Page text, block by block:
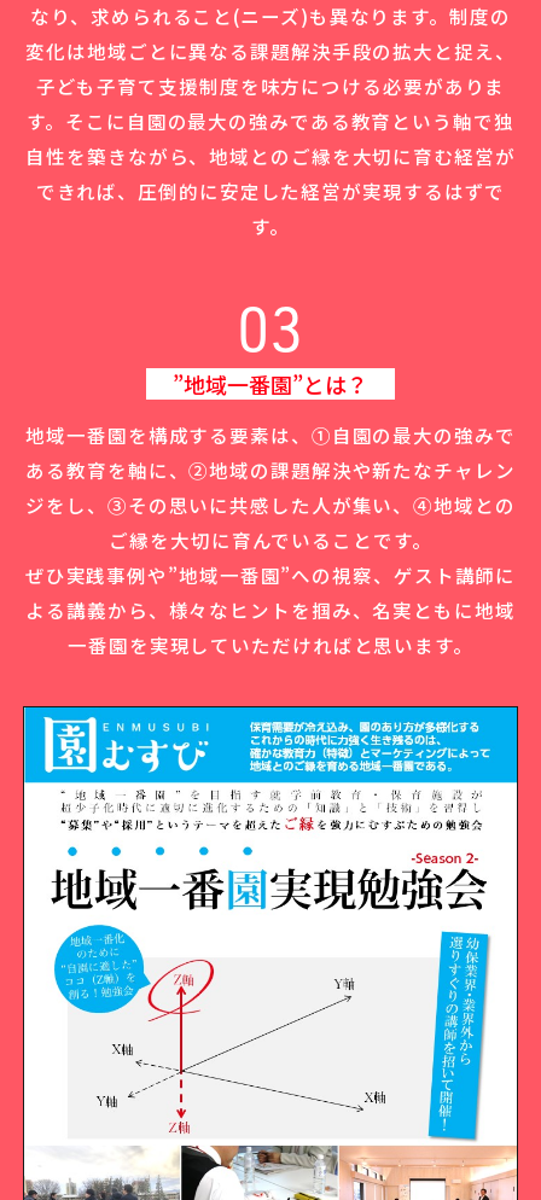
なり、求められること(ニーズ)も異なります。 制度の
変化は地域ごとに異なる課題解決手段の拡大と捉え、
子ども子育て支援制度を味方につける必要がありま
す。 そこに自園の最大の強みである教育という軸で独
自性を築きながら、地域とのご縁を大切に育む経営が
できれば、圧倒的に安定した経営が実現するはずで
す。
03
”地域一番園”とは？
地域一番園を構成する要素は、 ➀自園の最大の強みで
ある教育を軸に、➁地域の課題解決や新たなチャレン
ジをし、 ➂その思いに共感した人が集い、➃地域との
ご縁を大切に育んでいることです。
ぜひ実践事例や”地域一番園”への視察、ゲスト講師に
よる講義から、 様々なヒントを掴み、名実ともに地域
一番園を実現していただければと思います。